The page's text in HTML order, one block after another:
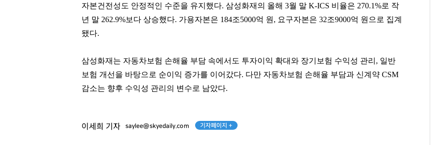
트리마제
팬클럽 참여
소피아도무스
팬클럽 참여
한남리버힐
팬클럽 참여
일산두산위브더제니스
팬클럽 참여
나인원한남
팬클럽 참여
자본건전성도 안정적인 수준을 유지했다. 삼성화재의 올해 3월 말 K-ICS 비율은 270.1%로 작
년 말 262.9%보다 상승했다. 가용자본은 184조5000억 원, 요구자본은 32조9000억 원으로 집계
됐다.
삼성화재는 자동차보험 손해율 부담 속에서도 투자이익 확대와 장기보험 수익성 관리, 일반
보험 개선을 바탕으로 순이익 증가를 이어갔다. 다만 자동차보험 손해율 부담과 신계약 CSM
감소는 향후 수익성 관리의 변수로 남았다.
이세희 기자 saylee@skyedaily.com 기자페이지 +